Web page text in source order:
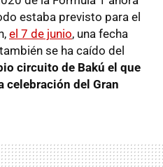
estaba previsto para el
el 7 de junio, una fecha
se ha caído del
circuito de Bakú el que
celebración del Gran